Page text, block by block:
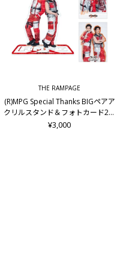
THE RAMPAGE
(R)MPG Special Thanks BIGペアア
クリルスタンド＆フォトカード2枚
セット/龍&後藤拓磨
¥3,000